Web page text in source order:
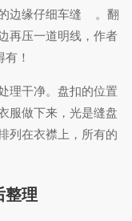
边缘仔细车缝
。翻
再压一道明线，作者
！
理干净。盘扣的位置
服做下来，光是缝盘
列在衣襟上，所有的
整理